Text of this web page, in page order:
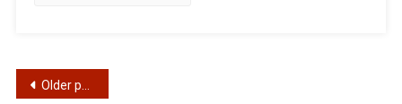
Posts
Older posts